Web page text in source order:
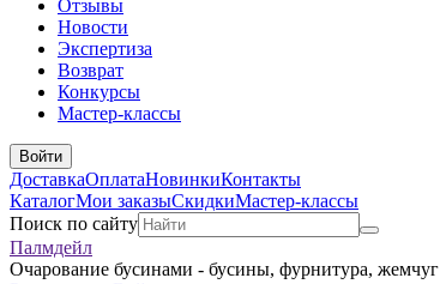
Отзывы
Новости
Экспертиза
Возврат
Конкурсы
Мастер-классы
Войти
ДоставкаОплатаНовинкиКонтакты
КаталогМои заказыСкидкиМастер-классы
Поиск по сайту
Палмдейл
Очарование бусинами - бусины, фурнитура, жемчуг